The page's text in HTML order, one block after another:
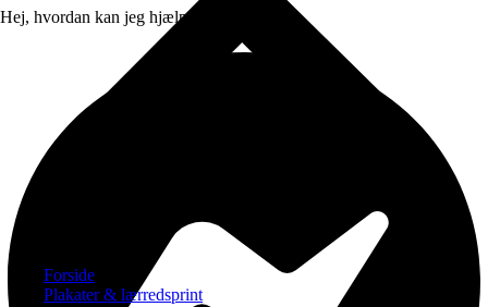
Forside
Plakater & lærredsprint
Hej, hvordan kan jeg hjælpe dig?